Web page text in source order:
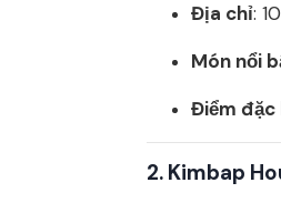
Địa chỉ:
Món nổi
Điểm đặc
2. Kimbap